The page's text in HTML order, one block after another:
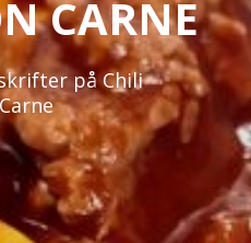
CARNE
på Chili